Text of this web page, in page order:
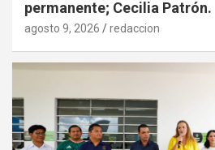
permanente; Cecilia Patrón.
agosto 9, 2026 redaccion